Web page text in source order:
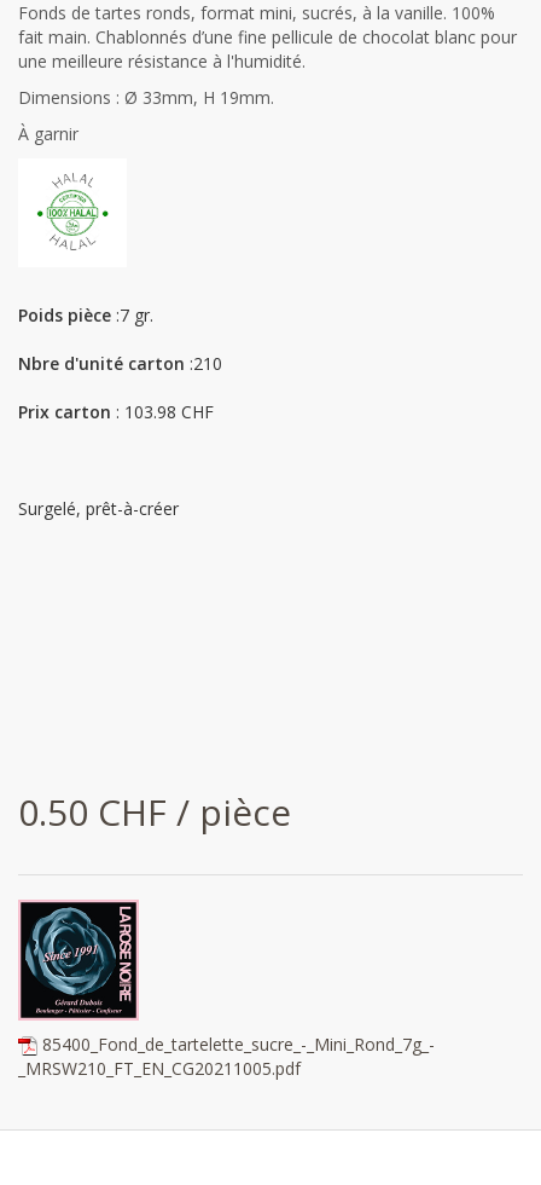
Fonds de tartes ronds, format mini, sucrés, à la vanille. 100%
fait main. Chablonnés d’une fine pellicule de chocolat blanc pour
une meilleure résistance à l'humidité.
Dimensions : Ø 33mm, H 19mm.
À garnir
Poids pièce :7 gr.
Nbre d'unité carton :210
Prix carton : 103.98 CHF
Surgelé, prêt-à-créer
0.50 CHF / pièce
85400_Fond_de_tartelette_sucre_-_Mini_Rond_7g_-
_MRSW210_FT_EN_CG20211005.pdf